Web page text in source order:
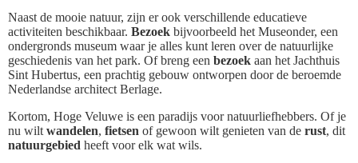
Naast de mooie natuur, zijn er ook verschillende educatieve
activiteiten beschikbaar. Bezoek bijvoorbeeld het Museonder, een
ondergronds museum waar je alles kunt leren over de natuurlijke
geschiedenis van het park. Of breng een bezoek aan het Jachthuis
Sint Hubertus, een prachtig gebouw ontworpen door de beroemde
Nederlandse architect Berlage.
Kortom, Hoge Veluwe is een paradijs voor natuurliefhebbers. Of je
nu wilt wandelen, fietsen of gewoon wilt genieten van de rust, dit
natuurgebied heeft voor elk wat wils.